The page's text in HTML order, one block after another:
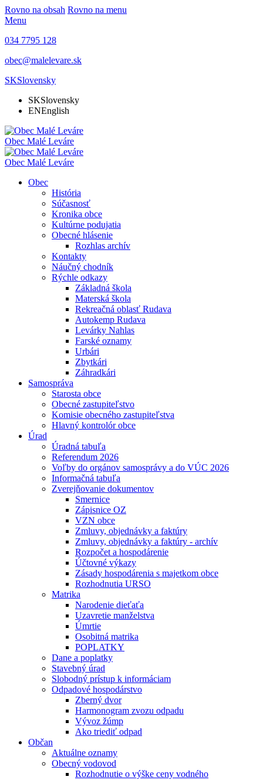
Rovno na obsah Rovno na menu
Menu
034 7795 128
obec@malelevare.sk
SKSlovensky
SKSlovensky
ENEnglish
Obec Malé Leváre
Obec Malé Leváre
Obec
História
Súčasnosť
Kronika obce
Kultúrne podujatia
Obecné hlásenie
Rozhlas archív
Kontakty
Náučný chodník
Rýchle odkazy
Základná škola
Materská škola
Rekreačná oblasť Rudava
Autokemp Rudava
Levárky Nahlas
Farské oznamy
Urbári
Zbytkári
Záhradkári
Samospráva
Starosta obce
Obecné zastupiteľstvo
Komisie obecného zastupiteľstva
Hlavný kontrolór obce
Úrad
Úradná tabuľa
Referendum 2026
Voľby do orgánov samosprávy a do VÚC 2026
Informačná tabuľa
Zverejňovanie dokumentov
Smernice
Zápisnice OZ
VZN obce
Zmluvy, objednávky a faktúry
Zmluvy, objednávky a faktúry - archív
Rozpočet a hospodárenie
Účtovné výkazy
Zásady hospodárenia s majetkom obce
Rozhodnutia URSO
Matrika
Narodenie dieťaťa
Uzavretie manželstva
Úmrtie
Osobitná matrika
POPLATKY
Dane a poplatky
Stavebný úrad
Slobodný prístup k informáciam
Odpadové hospodárstvo
Zberný dvor
Harmonogram zvozu odpadu
Vývoz žúmp
Ako triediť odpad
Občan
Aktuálne oznamy
Obecný vodovod
Rozhodnutie o výške ceny vodného